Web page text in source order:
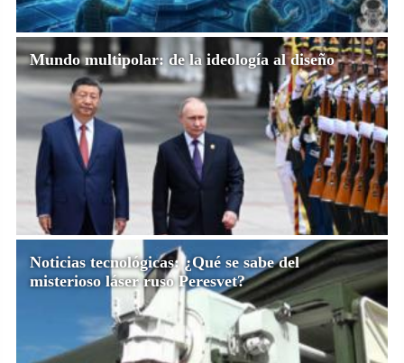
Mundo multipolar: de la ideología al diseño
Noticias tecnológicas: ¿Qué se sabe del
misterioso láser ruso Peresvet?